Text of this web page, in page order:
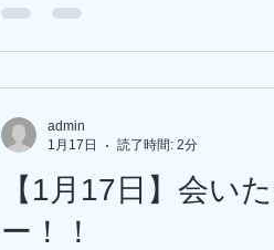
ノウミウシかな？そんな名前あ
カおりました！ -27の岩に行くよ
「サザナミマリン様」情報提供あ
🙏🏻 ピカ近くにカスザメ、上に
コザメも居たらしい…こちら側も
健在です！ 岸側テトラにイロカ
ツノオトシゴ。 ((白ゴマちゃんは
【1月17日】会い
ー！！
admin
1月17日
読了時間: 2分